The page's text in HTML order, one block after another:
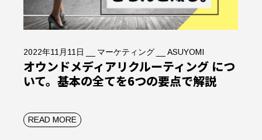
2022年11月11日 マーケティング ASUYOMI
オウンドメディアリクルーティング につ
いて。基本の全てを6つの要点で解説
READ MORE